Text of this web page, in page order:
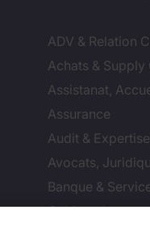
ADV & Relation
Achats & Supply
Assistanat,
Assurance
Audit &
Avocats,
Banque &
Cabinet de